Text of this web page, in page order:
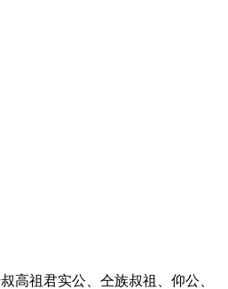
高祖君实公、仝族叔祖、仰公、